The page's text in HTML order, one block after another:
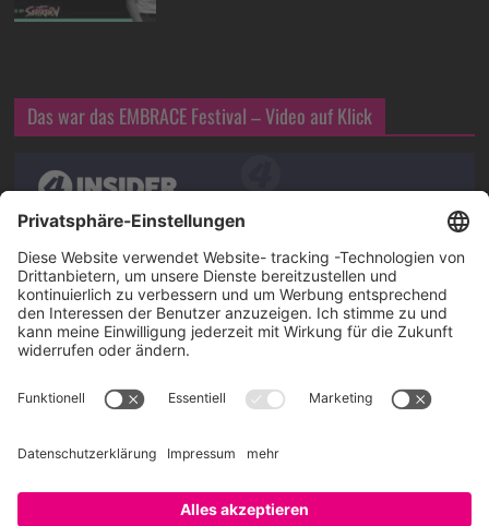
Das war das EMBRACE Festival – Video auf Klick
Über SAATKORN